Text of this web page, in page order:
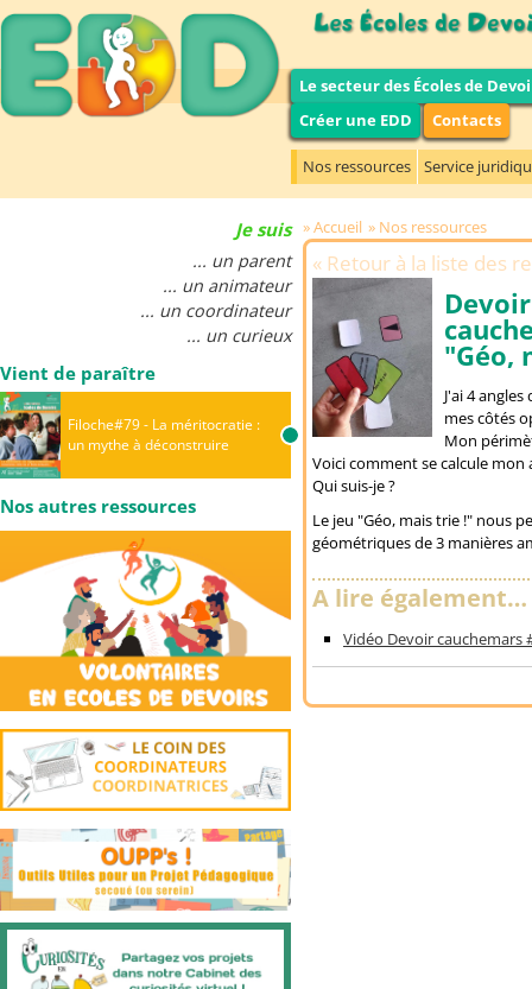
Le secteur des Écoles de
Créer une EDD
Contacts
Nos ressources Service
Je suis
... un parent
... un animateur
... un coordinateur
... un curieux
Vient de paraître
Filoche#79 - La méritocratie :
un mythe à déconstruire
Nos autres ressources
Accueil Nos ressources
Retour à la liste des
"Géo,
J'ai 4
mes côtés
Mon
Voici comment se calcule mon
Qui suis-je ?
Le jeu "Géo, mais trie !" nous
géométriques de 3 manières
A lire également…
Vidéo Devoir cauchemars